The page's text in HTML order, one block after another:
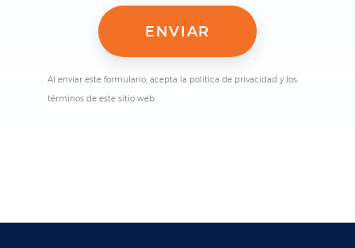
Al enviar este formulario, acepta la política de privacidad y los
términos de este sitio web.